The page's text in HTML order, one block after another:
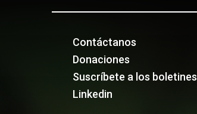
Contáctanos
Donaciones
Suscríbete a los boletines
Linkedin